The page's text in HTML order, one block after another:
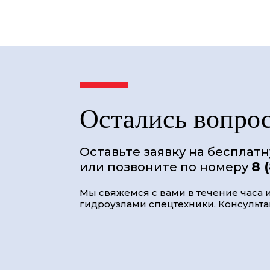
Остались
Оставьте заявку на
или позвоните по номеру 8
Мы свяжемся с вами в течение часа
гидроузлами спецтехники.